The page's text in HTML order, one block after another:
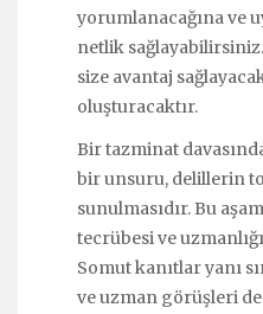
yorumlanacağına ve
netlik
size avantaj
oluşturacaktır.
Bir tazminat
bir unsuru, delillerin
sunulmasıdır. Bu
tecrübesi ve
Somut kanıtlar yanı
ve uzman görüşleri de